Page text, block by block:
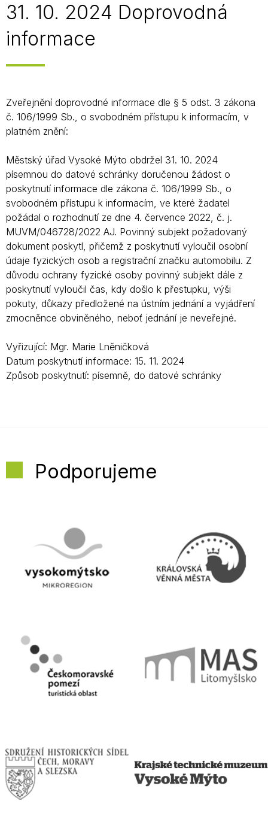
31. 10. 2024 Doprovodná
informace
Zveřejnění doprovodné informace dle § 5 odst. 3 zákona
č. 106/1999 Sb., o svobodném přístupu k informacím, v
platném znění:
Městský úřad Vysoké Mýto obdržel 31. 10. 2024
písemnou do datové schránky doručenou žádost o
poskytnutí informace dle zákona č. 106/1999 Sb., o
svobodném přístupu k informacím, ve které žadatel
požádal o rozhodnutí ze dne 4. července 2022, č. j.
MUVM/046728/2022 AJ. Povinný subjekt požadovaný
dokument poskytl, přičemž z poskytnutí vyloučil osobní
údaje fyzických osob a registrační značku automobilu. Z
důvodu ochrany fyzické osoby povinný subjekt dále z
poskytnutí vyloučil čas, kdy došlo k přestupku, výši
pokuty, důkazy předložené na ústním jednání a vyjádření
zmocněnce obviněného, neboť jednání je neveřejné.
Vyřizující: Mgr. Marie Lněničková
Datum poskytnutí informace: 15. 11. 2024
Způsob poskytnutí: písemně, do datové schránky
Podporujeme